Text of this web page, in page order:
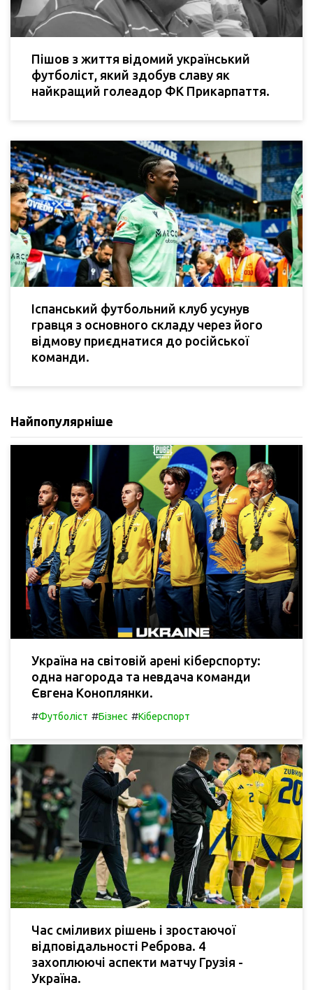
Пішов з життя відомий український
футболіст, який здобув славу як
найкращий голеадор ФК Прикарпаття.
Іспанський футбольний клуб усунув
гравця з основного складу через його
відмову приєднатися до російської
команди.
Найпопулярніше
Україна на світовій арені кіберспорту:
одна нагорода та невдача команди
Євгена Коноплянки.
#Футболіст #Бізнес #Кіберспорт
Час сміливих рішень і зростаючої
відповідальності Реброва. 4
захоплюючі аспекти матчу Грузія -
Україна.